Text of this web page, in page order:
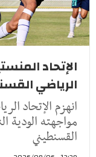
الإتحاد
الرياضي
انهزم الإتحاد
مواجهته الودية
القسنطيني